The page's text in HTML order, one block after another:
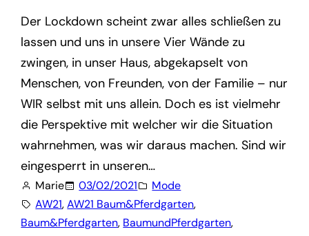
Der Lockdown scheint zwar alles schließen zu
lassen und uns in unsere Vier Wände zu
zwingen, in unser Haus, abgekapselt von
Menschen, von Freunden, von der Familie – nur
WIR selbst mit uns allein. Doch es ist vielmehr
die Perspektive mit welcher wir die Situation
wahrnehmen, was wir daraus machen. Sind wir
eingesperrt in unseren…
Marie 03/02/2021
Mode
AW21, AW21 Baum&Pferdgarten,
Baum&Pferdgarten, BaumundPferdgarten,